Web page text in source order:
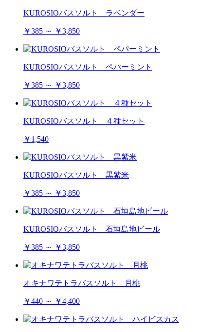
KUROSIOバスソルト ラベンダー
￥385 ～ ￥3,850
KUROSIOバスソルト ペパーミント
￥385 ～ ￥3,850
KUROSIOバスソルト ４種セット
￥1,540
KUROSIOバスソルト 黒紫米
￥385 ～ ￥3,850
KUROSIOバスソルト 石垣島地ビール
￥385 ～ ￥3,850
オキナワテトラバスソルト 月桃
￥440 ～ ￥4,400